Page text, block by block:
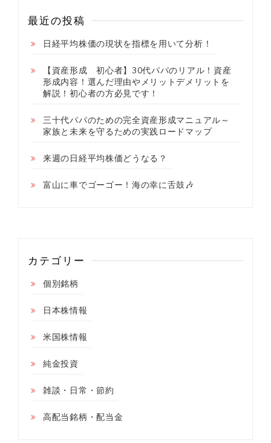
最近の投稿
日経平均株価の現状を指標を用いて分析！
【資産形成 初心者】30代パパのリアル！資産
形成内容！選んだ理由やメリットデメリットを
解説！初心者の方必見です！
三十代パパのための完全資産形成マニュアル～
家族と未来を守るための実践ロードマップ
来週の日経平均株価どうなる？
富山に車でゴーゴー！海の幸に舌鼓🎶
カテゴリー
個別銘柄
日本株情報
米国株情報
純金投資
雑談・日常・節約
高配当銘柄・配当金